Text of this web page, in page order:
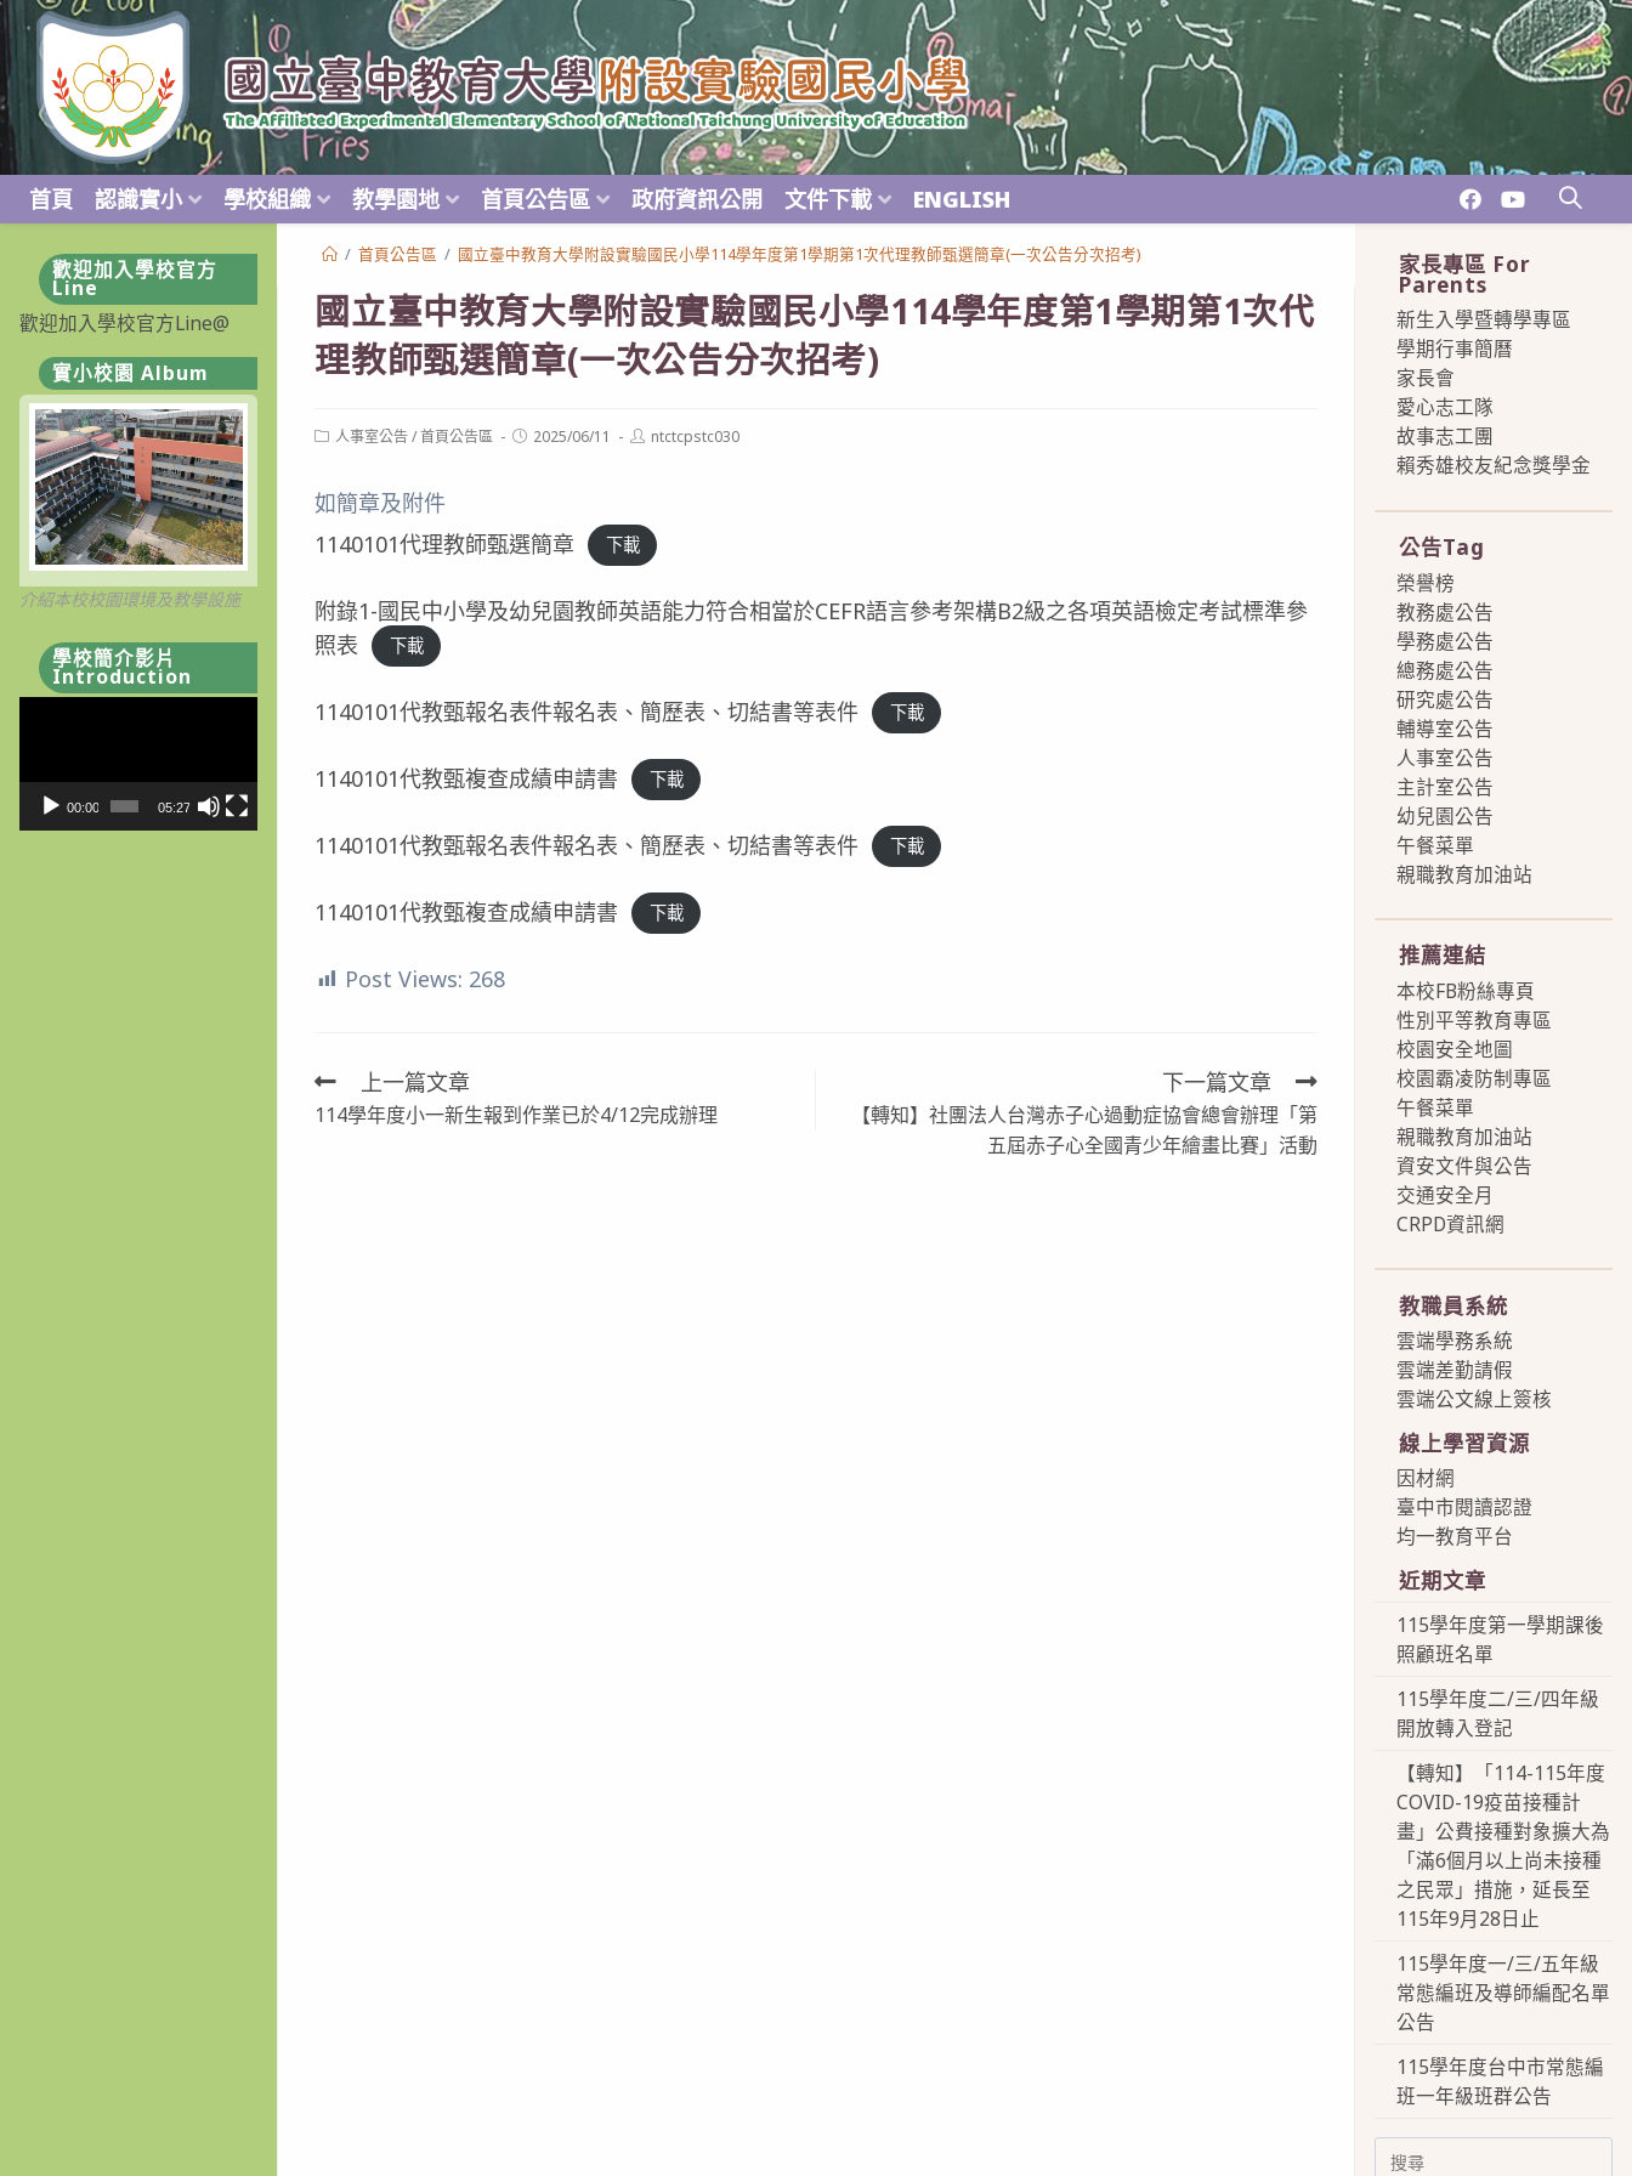
跳
至
主
要
容
首頁 認識實小 學校組織 教學園地 首頁公告區 政府資訊公開 文件下載 ENGLISH
/ 首頁公告區 / 國立臺中教育大學附設實驗國民小學114學年度第1學期第1次代理教師甄選簡章(一次公告分次招考)
國立臺中教育大學附設實驗國民小學114學年度第1學期第1次代
理教師甄選簡章(一次公告分次招考)
Post人事室公告 / 首頁公告區
Post2025/06/11
Postntctcpstc030
如簡章及附件
1140101代理教師甄選簡章
下載
附錄1-國民中小學及幼兒園教師英語能力符合相當於CEFR語言參考架構B2級之各項英語檢定考試標準參
照表
下載
1140101代教甄報名表件報名表、簡歷表、切結書等表件 下載
1140101代教甄複查成績申請書 下載
1140101代教甄報名表件報名表、簡歷表、切結書等表件 下載
1140101代教甄複查成績申請書 下載
Post Views: 268
Read
more
上一篇文章
114學年度小一新生報到作業已於4/12完成辦理
下一篇文章
【轉知】社團法人台灣赤子心過動症協會總會辦理「第
五屆赤子心全國青少年繪畫比賽」活動
歡迎加入學校官方
Line
歡迎加入學校官方Line@
實小校園 Album
介紹本校校園環境及教學設施
學校簡介影片
Introduction
器
00:00 05:27
家長專區 For
Parents
新生入學暨轉學專區
學期行事簡曆
家長會
愛心志工隊
故事志工團
賴秀雄校友紀念獎學金
公告Tag
榮譽榜
教務處公告
學務處公告
總務處公告
研究處公告
輔導室公告
人事室公告
主計室公告
幼兒園公告
午餐菜單
親職教育加油站
推薦連結
本校FB粉絲專頁
性別平等教育專區
校園安全地圖
校園霸凌防制專區
午餐菜單
親職教育加油站
資安文件與公告
交通安全月
CRPD資訊網
教職員系統
雲端學務系統
雲端差勤請假
雲端公文線上簽核
線上學習資源
因材網
臺中市閱讀認證
均一教育平台
近期文章
115學年度第一學期課後
照顧班名單
115學年度二/三/四年級
開放轉入登記
【轉知】「114-115年度
COVID-19疫苗接種計
畫」公費接種對象擴大為
「滿6個月以上尚未接種
之民眾」措施，延長至
115年9月28日止
115學年度一/三/五年級
常態編班及導師編配名單
公告
115學年度台中市常態編
班一年級班群公告
Search